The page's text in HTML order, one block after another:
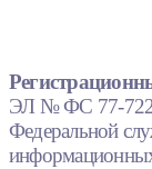
ЭЛ № ФС 77-
Федеральной